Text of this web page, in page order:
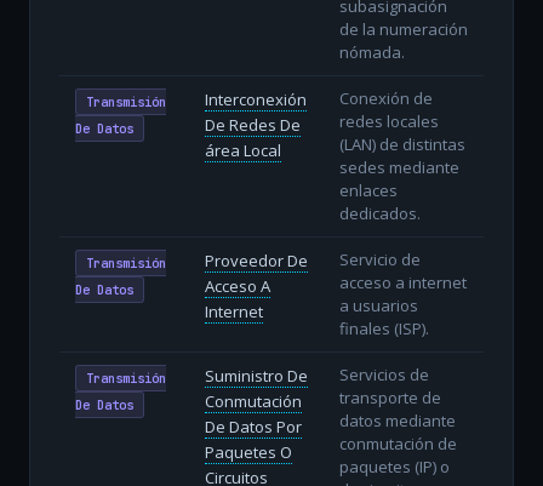
subasignación
de la numeración
nómada.
Transmisión
De Datos
Interconexión
De Redes De
área Local
Conexión de
redes locales
(LAN) de distintas
sedes mediante
enlaces
dedicados.
Transmisión
De Datos
Proveedor De
Acceso A
Internet
Servicio de
acceso a internet
a usuarios
finales (ISP).
Transmisión
De Datos
Suministro De
Conmutación
De Datos Por
Paquetes O
Circuitos
Servicios de
transporte de
datos mediante
conmutación de
paquetes (IP) o